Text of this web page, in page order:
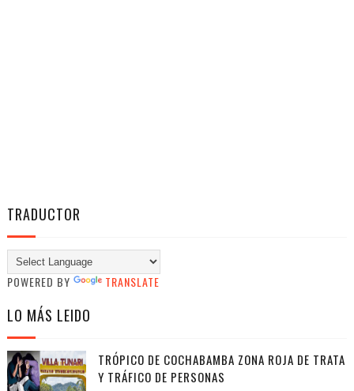
TRADUCTOR
POWERED BY TRANSLATE
LO MÁS LEIDO
TRÓPICO DE COCHABAMBA ZONA ROJA DE TRATA
Y TRÁFICO DE PERSONAS